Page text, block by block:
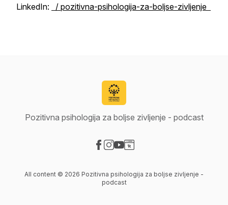
LinkedIn:
/ pozitivna-psihologija-za-boljse-zivljenje
Pozitivna psihologija za boljse zivljenje - podcast
All content © 2026 Pozitivna psihologija za boljse zivljenje -
podcast